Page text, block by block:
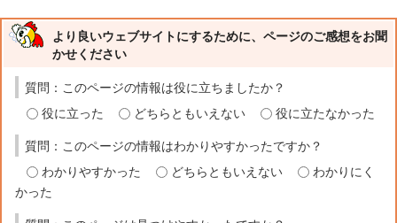
より良いウェブサイトにするために、ページのご感想をお聞
かせください
質問：このページの情報は役に立ちましたか？
役に立った
どちらともいえない 役に立たなかった
質問：このページの情報はわかりやすかったですか？
わかりやすかった
どちらともいえない
わかりにく
かった